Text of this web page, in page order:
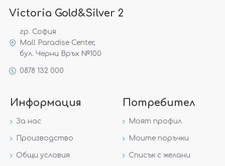
Victoria Gold&Silver 2
гр. София
Mall Paradise Center,
бул. Черни Връх №100
0878 132 000
Информация
За нас
Производство
Общи условия
Потребител
Моят профил
Моите поръчки
Списък с желани